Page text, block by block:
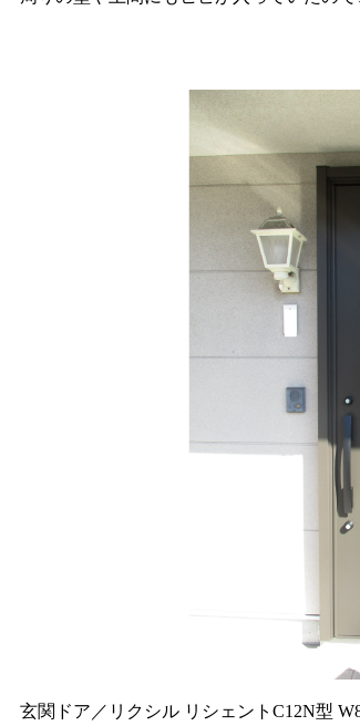
玄関ドア／リクシル リシェントC12N型